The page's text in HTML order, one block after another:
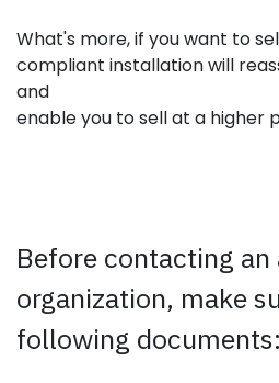
What's more, if you want to
compliant installation will
and
enable you to sell at a higher
Before contacting
organization, make
following documents: